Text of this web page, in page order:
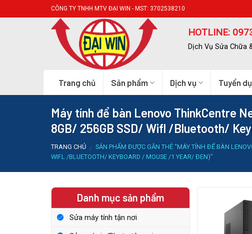
to
CÔNG TY TNHH MTV ĐẠI WIN - MST: 3702538210
HOTLINE:
Dịch Vụ Sửa Chữa
Trang chủ Sản phẩm Dịch vụ Tuyển
Máy tính để bàn Lenovo ThinkCentre
8GB/ 256GB SSD/ Wifl /Bluetooth/
TRANG CHỦ / SẢN PHẨM ĐƯỢC GẮN THẺ “MÁY TÍNH ĐỂ BÀN
WIFL /BLUETOOTH/ KEYBOARD / MOUSE /1 YEAR/ ĐEN)”
Danh mục sản phẩm
Sửa máy tính tận nơi